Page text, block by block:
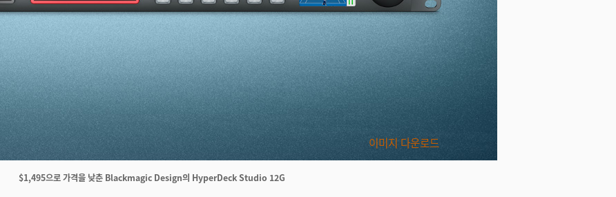
이미지 다운로드
$1,495으로 가격을 낮춘 Blackmagic Design의 HyperDeck Studio 12G